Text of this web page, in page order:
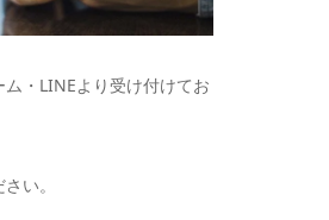
・LINEより受け付けてお
い。